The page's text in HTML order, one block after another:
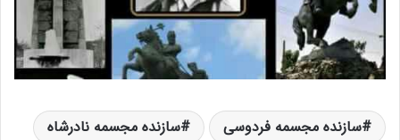
سازنده مجسمه فردوسی
سازنده مجسمه نادرشاه